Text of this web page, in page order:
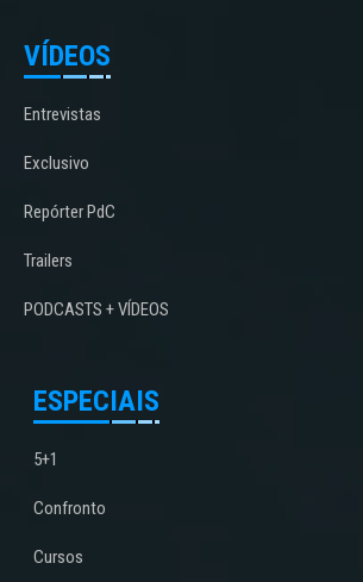
VÍDEOS
Entrevistas
Exclusivo
Repórter PdC
Trailers
PODCASTS + VÍDEOS
ESPECIAIS
5+1
Confronto
Cursos